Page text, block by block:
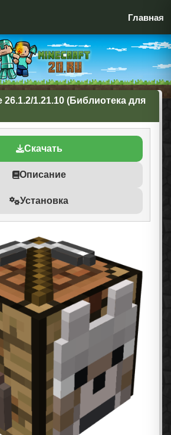
Главная
1.21.10 (Библиотека для
Скачать
Описание
Установка